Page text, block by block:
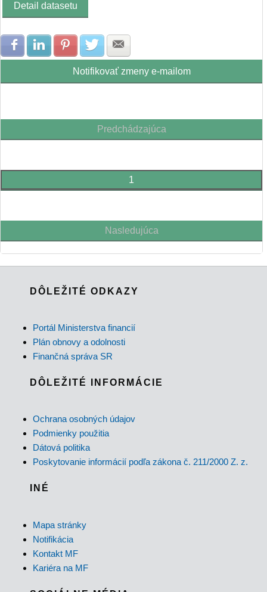
Detail datasetu
Zdielať na Facebook
Zdielať na LinkedIn
Zdielať na Pinterest
Zdielať na Twitter
Notifikovať zmeny e-mailom
Predchádzajúca
1
Nasledujúca
DÔLEŽITÉ ODKAZY
Portál Ministerstva financií
Plán obnovy a odolnosti
Finančná správa SR
DÔLEŽITÉ INFORMÁCIE
Ochrana osobných údajov
Podmienky použitia
Dátová politika
Poskytovanie informácií podľa zákona č. 211/2000 Z. z.
INÉ
Mapa stránky
Notifikácia
Kontakt MF
Kariéra na MF